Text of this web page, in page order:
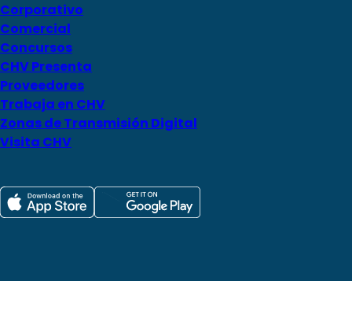
Corporativo
Comercial
Concursos
CHV Presenta
Proveedores
Trabaja en CHV
Zonas de Transmisión Digital
Visita CHV